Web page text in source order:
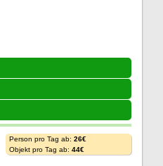
Person pro Tag ab: 26€
Objekt pro Tag ab: 44€